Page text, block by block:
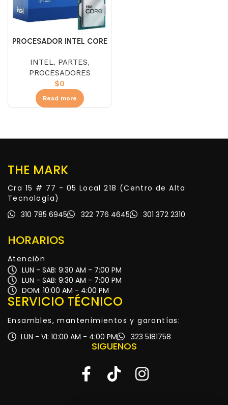
PROCESADOR INTEL CORE
DISIPADOR
INTEL, PARTES,
PROCESADORES
$0
Read more
THE MARK
Cra 15 # 77 - 05 Local 218 (Centro de Alta
Tecnología)
310 785 6945
322 776 4645 301 372 2310
HORARIOS
Atención
LUN - SAB: 9:30 AM - 7:00 PM
LUN - SAB: 9:30 AM - 7:00 PM
DOM: 10:00 AM - 4:00 PM
SERVICIO TÉCNICO
Ensambles, mantenimientos y garantías:
LUN - VI: 10:00 AM - 4:00 PM
323 5181758
SIGUENOS